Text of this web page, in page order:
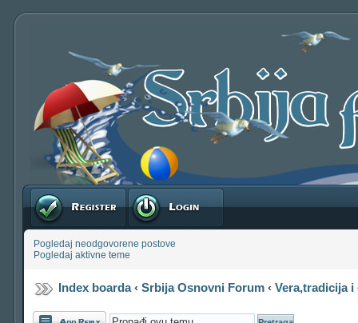
Registruj se Prijavite se
Pogledaj neodgovorene postove
Pogledaj aktivne teme
Index boarda‹Srbija Osnovni Forum ‹Vera,tradicija
Odgovori